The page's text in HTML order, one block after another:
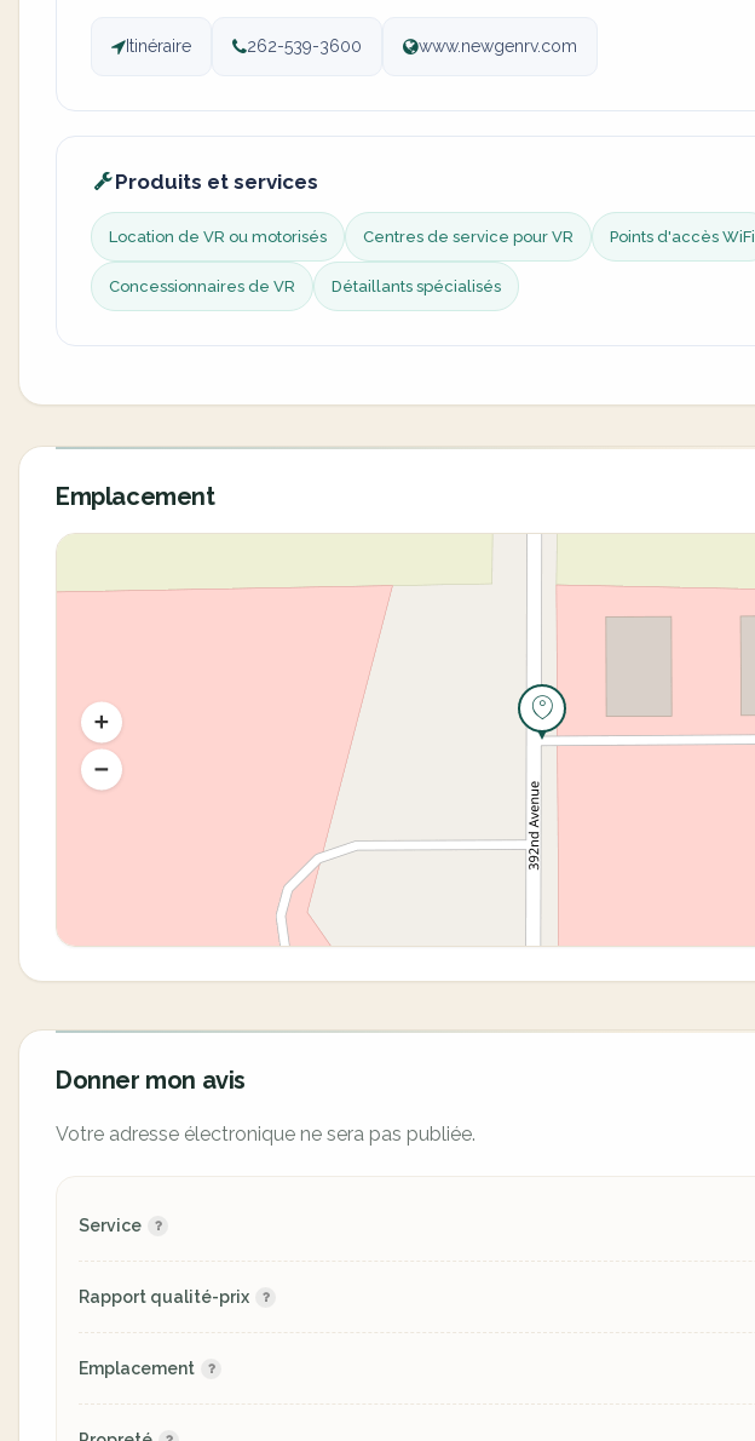
Itinéraire 262-539-3600 www.newgenrv.com
Produits et services
Location de VR ou motorisés Centres de service pour VR Points d'accès WiFi
Concessionnaires de VR Détaillants spécialisés
Emplacement
Donner mon avis
Votre adresse électronique ne sera pas publiée.
Service
Rapport qualité-prix
Emplacement